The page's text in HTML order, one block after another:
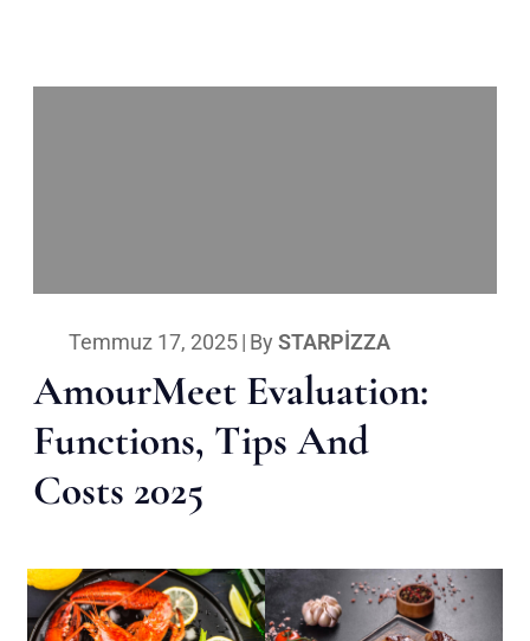
Temmuz 17, 2025| By STARPIZZA
AmourMeet Evaluation:
Functions, Tips And
Costs 2025